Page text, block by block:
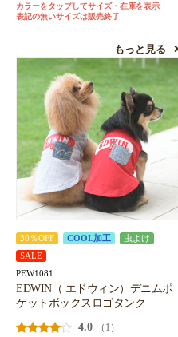
カラーをタップしてサイズ・在庫を表示
表記の無いサイズは販売終了
もっと見る
30％OFF COOL加工
虫よけ
SALE
PEW1081
EDWIN（ エドウィン）デニムポ
ケットボックスロゴタンク
4.0
（1）